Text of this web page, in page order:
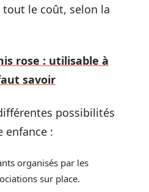
le coût, selon la
rose : utilisable à
savoir
possibilités
enfance :
organisés par les
sur place.